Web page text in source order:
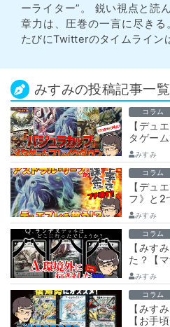
ーライター”。 鋭い視点と読
章力は、圧巻の一言に尽き
たびにTwitterのタイムライン
みすみの投稿記事一覧
コラム
【デュ
タゲー
みすみ
コラム
【デュ
フ》と2
みすみ
コラム
【みす
た？【マ
みすみ
コラム
【みす
【お手